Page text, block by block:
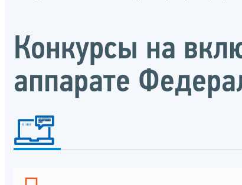
Конкурсы на
аппарате